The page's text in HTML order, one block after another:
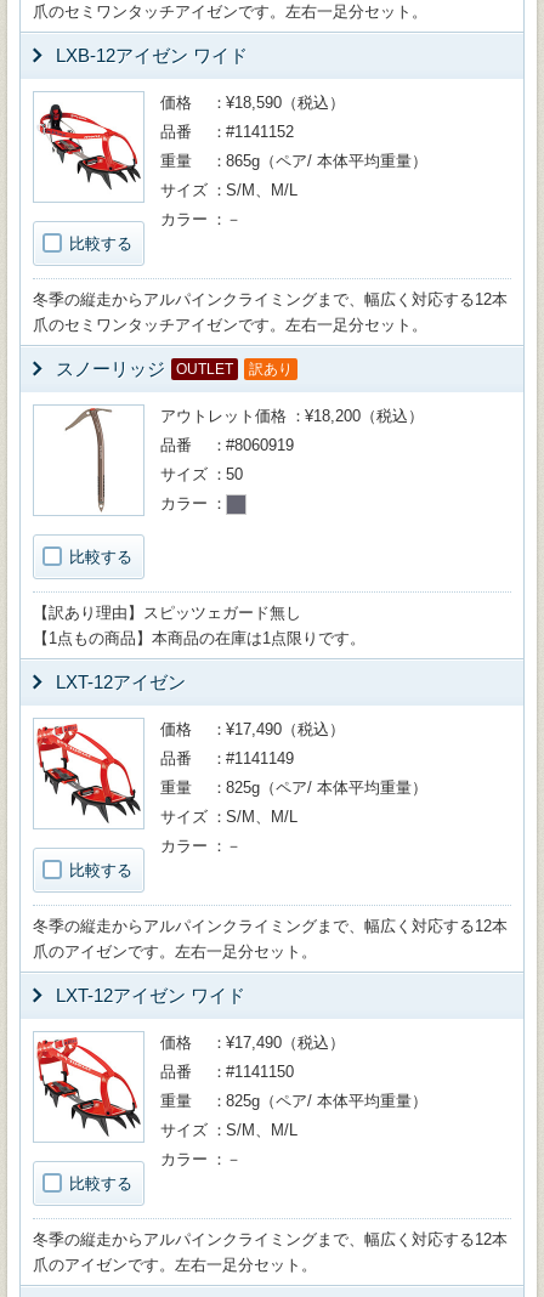
爪のセミワンタッチアイゼンです。左右一足分セット。
LXB-12アイゼン ワイド
比較する
価格
¥18,590（税込）
品番
#1141152
重量
865g（ペア/ 本体平均重量）
サイズ
S/M、M/L
カラー
－
冬季の縦走からアルパインクライミングまで、幅広く対応する12本
爪のセミワンタッチアイゼンです。左右一足分セット。
スノーリッジ OUTLET 訳あり
比較する
アウトレット価格
¥18,200（税込）
品番
#8060919
サイズ
50
カラー
【訳あり理由】スピッツェガード無し
【1点もの商品】本商品の在庫は1点限りです。
LXT-12アイゼン
比較する
価格
¥17,490（税込）
品番
#1141149
重量
825g（ペア/ 本体平均重量）
サイズ
S/M、M/L
カラー
－
冬季の縦走からアルパインクライミングまで、幅広く対応する12本
爪のアイゼンです。左右一足分セット。
LXT-12アイゼン ワイド
比較する
価格
¥17,490（税込）
品番
#1141150
重量
825g（ペア/ 本体平均重量）
サイズ
S/M、M/L
カラー
－
冬季の縦走からアルパインクライミングまで、幅広く対応する12本
爪のアイゼンです。左右一足分セット。